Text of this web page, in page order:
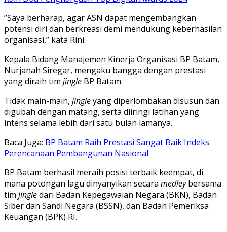
”Saya berharap, agar ASN dapat mengembangkan
potensi diri dan berkreasi demi mendukung keberhasilan
organisasi,” kata Rini.
Kepala Bidang Manajemen Kinerja Organisasi BP Batam,
Nurjanah Siregar, mengaku bangga dengan prestasi
yang diraih tim jingle BP Batam.
Tidak main-main, jingleyang diperlombakan disusun dan
digubah dengan matang, serta diiringi latihan yang
intens selama lebih dari satu bulan lamanya.
Baca Juga: BP Batam Raih Prestasi Sangat Baik Indeks
Perencanaan Pembangunan Nasional
BP Batam berhasil meraih posisi terbaik keempat, di
mana potongan lagu dinyanyikan secara medleybersama
tim jingledari Badan Kepegawaian Negara (BKN), Badan
Siber dan Sandi Negara (BSSN), dan Badan Pemeriksa
Keuangan (BPK) RI.